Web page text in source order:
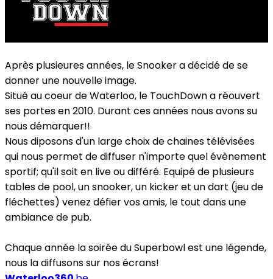
Après plusieures années, le Snooker a décidé de se
donner une nouvelle image.
Situé au coeur de Waterloo, le TouchDown a réouvert
ses portes en 2010. Durant ces années nous avons su
nous démarquer!!
Nous diposons d'un large choix de chaines télévisées
qui nous permet de diffuser n'importe quel évènement
sportif; qu'il soit en live ou différé. Equipé de plusieurs
tables de pool, un snooker, un kicker et un dart (jeu de
fléchettes) venez défier vos amis, le tout dans une
ambiance de pub.
Chaque année la soirée du Superbowl est une légende,
nous la diffusons sur nos écrans!